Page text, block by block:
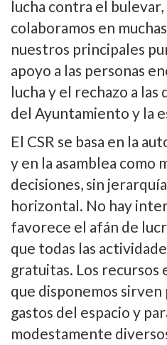
lucha contra el
colaboramos en
nuestros principales
apoyo a las personas
lucha y el rechazo a las
del Ayuntamiento y la
El CSR se basa en la
y en la asamblea como
decisiones, sin
horizontal. No hay
favorece el afán de
que todas las
gratuitas. Los recursos
que disponemos sirven
gastos del espacio y
modestamente